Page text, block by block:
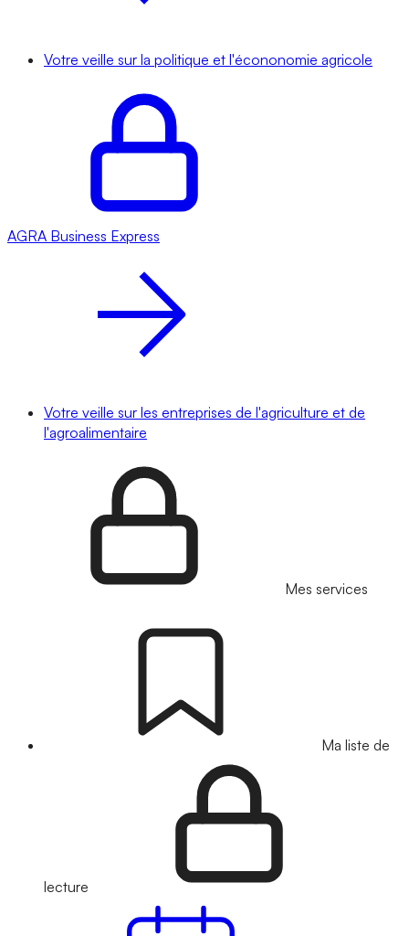
Votre veille sur la politique et l'écononomie agricole
AGRA Business Express
Votre veille sur les entreprises de l'agriculture et de
l'agroalimentaire
Mes services
Ma liste de
lecture